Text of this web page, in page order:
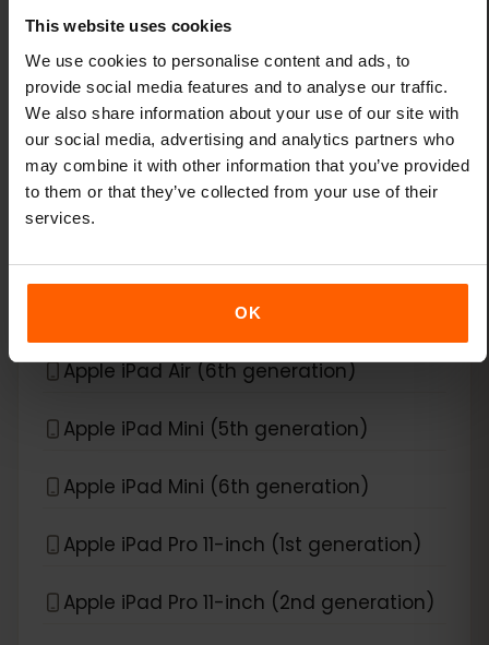
This website uses cookies
We use cookies to personalise content and ads, to
provide social media features and to analyse our traffic.
We also share information about your use of our site with
our social media, advertising and analytics partners who
may combine it with other information that you’ve provided
to them or that they’ve collected from your use of their
services.
OK
Apple iPad (7th generation)
Apple iPad (8th generation)
Apple iPad (9th generation)
Apple iPad Air (3rd generation)
Apple iPad Air (5th generation)
Apple iPad Air (6th generation)
Apple iPad Mini (5th generation)
Apple iPad Mini (6th generation)
Apple iPad Pro 11-inch (1st generation)
Apple iPad Pro 11-inch (2nd generation)